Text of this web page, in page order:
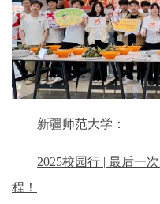
新疆师范大学：
2025校园行 | 最后一
程！